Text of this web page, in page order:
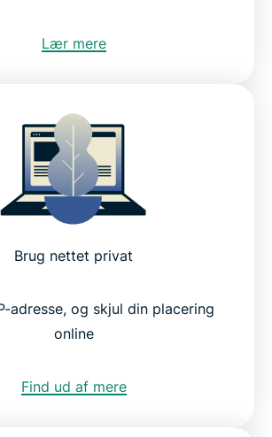
Lær mere
Brug nettet privat
adresse, og skjul din placering
online
Find ud af mere